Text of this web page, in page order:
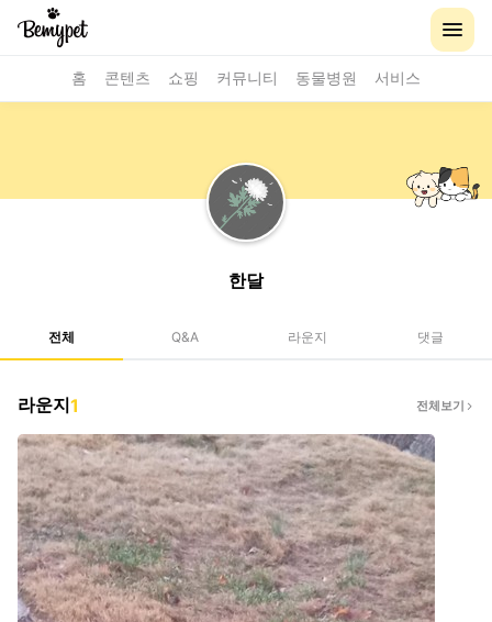
홈 콘텐츠 쇼핑 커뮤니티 동물병원 서비스
한달
전체 Q&A 라운지 댓글
라운지1 전체보기